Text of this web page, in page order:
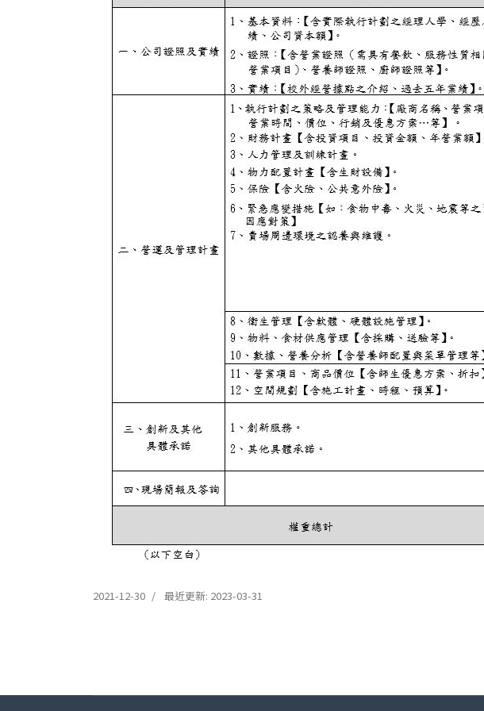
2021-12-30 最近更新: 2023-03-31